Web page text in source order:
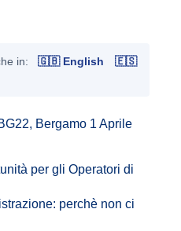
in: 🇬🇧 English
🇪🇸
Bergamo 1 Aprile
per gli Operatori di
perchè non ci